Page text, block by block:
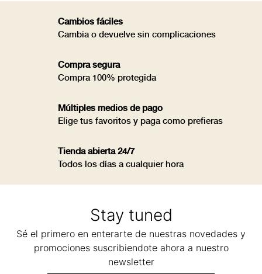
Cambios fáciles
Cambia o devuelve sin complicaciones
Compra segura
Compra 100% protegida
Múltiples medios de pago
Elige tus favoritos y paga como prefieras
Tienda abierta 24/7
Todos los días a cualquier hora
Stay tuned
Sé el primero en enterarte de nuestras novedades y
promociones suscribiendote ahora a nuestro
newsletter